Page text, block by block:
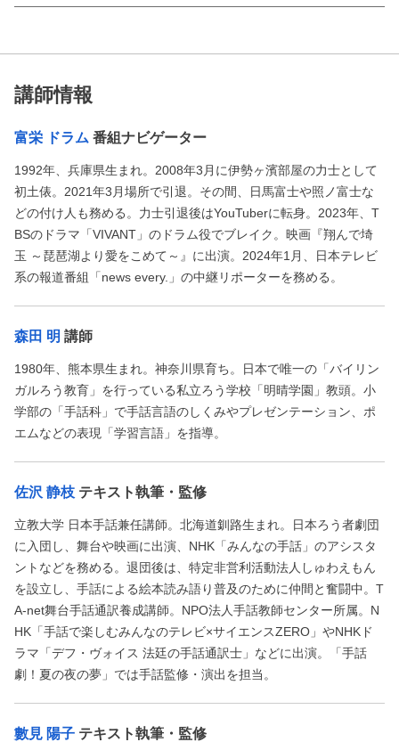
講師情報
富栄 ドラム 番組ナビゲーター
1992年、兵庫県生まれ。2008年3月に伊勢ヶ濱部屋の力士として
初土俵。2021年3月場所で引退。その間、日馬富士や照ノ富士な
どの付け人も務める。力士引退後はYouTuberに転身。2023年、T
BSのドラマ「VIVANT」のドラム役でブレイク。映画『翔んで埼
玉 ～琵琶湖より愛をこめて～』に出演。2024年1月、日本テレビ
系の報道番組「news every.」の中継リポーターを務める。
森田 明 講師
1980年、熊本県生まれ。神奈川県育ち。日本で唯一の「バイリン
ガルろう教育」を行っている私立ろう学校「明晴学園」教頭。小
学部の「手話科」で手話言語のしくみやプレゼンテーション、ポ
エムなどの表現「学習言語」を指導。
佐沢 静枝 テキスト執筆・監修
立教大学 日本手話兼任講師。北海道釧路生まれ。日本ろう者劇団
に入団し、舞台や映画に出演、NHK「みんなの手話」のアシスタ
ントなどを務める。退団後は、特定非営利活動法人しゅわえもん
を設立し、手話による絵本読み語り普及のために仲間と奮闘中。T
A-net舞台手話通訳養成講師。NPO法人手話教師センター所属。N
HK「手話で楽しむみんなのテレビ×サイエンスZERO」やNHKド
ラマ「デフ・ヴォイス 法廷の手話通訳士」などに出演。「手話
劇！夏の夜の夢」では手話監修・演出を担当。
數見 陽子 テキスト執筆・監修